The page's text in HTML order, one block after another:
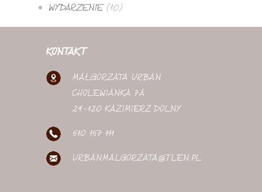
WYDARZENIE(10)
KONTAKT
MAŁGORZATA URBAN
CHOLEWIANKA 7A
24-120 KAZIMIERZ DOLNY
510 157 111
URBANMALGORZATA@TLEN.PL